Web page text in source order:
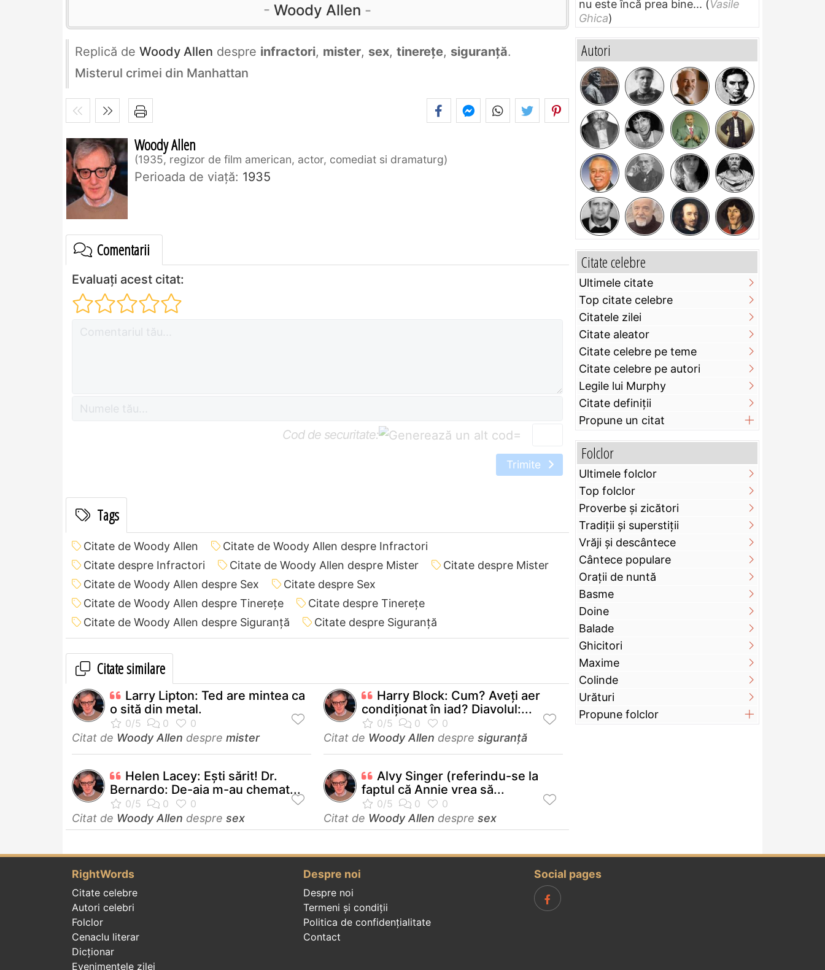
Woody Allen
Replică de Woody Allen despre infractori, mister, sex, tinerețe, siguranță.
Misterul crimei din Manhattan
Woody Allen
1935, regizor de film american, actor, comediat si dramaturg
Perioada de viaţă: 1935
Comentarii
Evaluați acest citat:
Cod de securitate: =
Trimite
Tags
Citate de Woody Allen
Citate de Woody Allen despre Infractori
Citate despre Infractori
Citate de Woody Allen despre Mister
Citate despre Mister
Citate de Woody Allen despre Sex
Citate despre Sex
Citate de Woody Allen despre Tinerețe
Citate despre Tinerețe
Citate de Woody Allen despre Siguranță
Citate despre Siguranță
Citate similare
Larry Lipton: Ted are mintea ca
o sită din metal.
Citat de Woody Allen despre mister
Harry Block: Cum? Aveţi aer
condiţionat în iad? Diavolul:...
Citat de Woody Allen despre siguranță
Helen Lacey: Eşti sărit! Dr.
Bernardo: De-aia m-au chemat...
Citat de Woody Allen despre sex
Alvy Singer (referindu-se la
faptul că Annie vrea să...
Citat de Woody Allen despre sex
nu este încă prea bine... (Vasile
Ghica)
Autori
Citate celebre
Ultimele citate
Top citate celebre
Citatele zilei
Citate aleator
Citate celebre pe teme
Citate celebre pe autori
Legile lui Murphy
Citate definiţii
Propune un citat
Folclor
Ultimele folclor
Top folclor
Proverbe și zicători
Tradiții și superstiții
Vrăji și descântece
Cântece populare
Orații de nuntă
Basme
Doine
Balade
Ghicitori
Maxime
Colinde
Urături
Propune folclor
RightWords
Citate celebre
Autori celebri
Folclor
Cenaclu literar
Dicționar
Evenimentele zilei
Despre noi
Despre noi
Termeni și condiții
Politica de confidenţialitate
Contact
Social pages